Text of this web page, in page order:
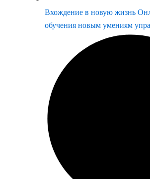
Вхождение в новую жизнь
обучения новым умениям